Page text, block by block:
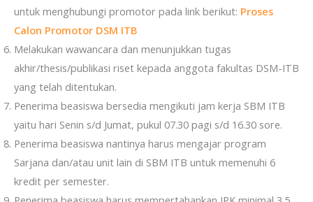
untuk menghubungi promotor pada link berikut: Proses
Calon Promotor DSM ITB
Melakukan wawancara dan menunjukkan tugas
akhir/thesis/publikasi riset kepada anggota fakultas DSM-ITB
yang telah ditentukan.
Penerima beasiswa bersedia mengikuti jam kerja SBM ITB
yaitu hari Senin s/d Jumat, pukul 07.30 pagi s/d 16.30 sore.
Penerima beasiswa nantinya harus mengajar program
Sarjana dan/atau unit lain di SBM ITB untuk memenuhi 6
kredit per semester.